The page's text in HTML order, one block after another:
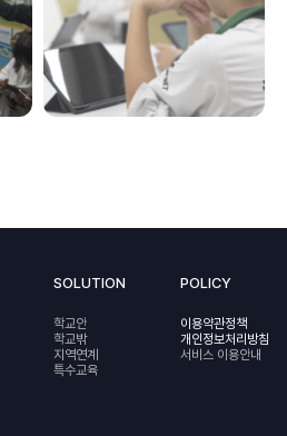
SOLUTION
학교안
학교밖
지역연계
특수교육
POLICY
이용약관정책
개인정보처리방침
서비스 이용안내